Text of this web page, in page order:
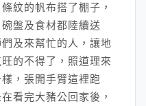
紋的帆布搭了棚子，
盤及食材都陸續送
及來幫忙的人，讓地
的不得了，照道理來
，張開手臂這裡跑
看完大豬公回家後，